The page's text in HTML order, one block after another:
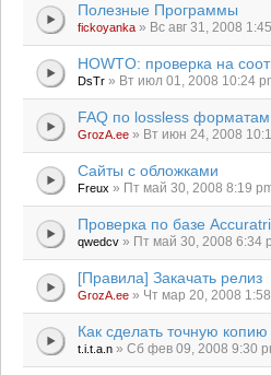
Полезные Программы
fickoyanka » Вс авг 31, 2008
HOWTO: проверка на
DsTr » Вт июл 01, 2008 10:24
FAQ по lossless форматам
GrozA.ee » Вт июн 24, 2008
Сайты с обложками
Freux » Пт май 30, 2008 8:19
Проверка по базе
qwedcv » Пт май 30, 2008 6:34
[Правила] Закачать релиз
GrozA.ee » Чт мар 20, 2008
Как сделать точную
t.i.t.a.n » Сб фев 09, 2008 9:30